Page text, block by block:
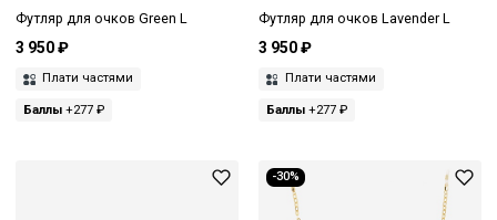
Футляр для очков Green L
3 950 ₽
Плати частями
Баллы +277 ₽
Футляр для очков Lavender L
3 950 ₽
Плати частями
Баллы+277 ₽
-30%